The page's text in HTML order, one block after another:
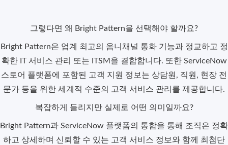
그렇다면 왜 Bright Pattern을 선택해야 할까요?
Bright Pattern은 업계 최고의 옴니채널 통화 기능과 정교하고 정
확한 IT 서비스 관리 또는 ITSM을 결합합니다. 또한 ServiceNow
스토어 플랫폼에 포함된 고객 지원 정보는 상담원, 직원, 현장 전
문가 등을 위한 세계적 수준의 고객 서비스 관리를 제공합니다.
복잡하게 들리지만실제로 어떤 의미일까요?
Bright Pattern과 ServiceNow 플랫폼의 통합을 통해 조직은 정확
하고 상세하며 신뢰할 수 있는 고객 서비스 정보와 함께 최첨단